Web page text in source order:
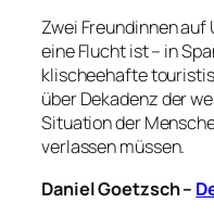
Zwei Freundinnen
eine Flucht ist – in
klischeehafte
über Dekadenz der
Situation der
verlassen müssen.
Daniel Goetzsch –